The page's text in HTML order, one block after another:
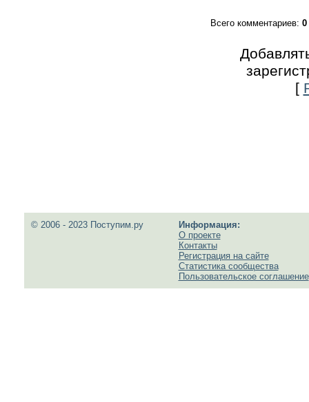
Всего комментариев: 0
[
© 2006 - 2023 Поступим.ру
Информация:
О проекте
Контакты
Регистрация на сайте
Статистика сообщества
Пользовательское соглашение